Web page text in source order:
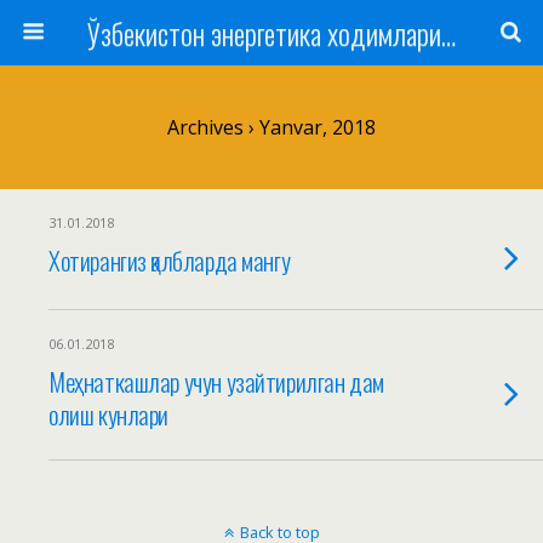
Ўзбекистон энергетика ходимлари касаба уюшмаси
Archives › Yanvar, 2018
31.01.2018
Хотирангиз қалбларда мангу
06.01.2018
Меҳнаткашлар учун узайтирилган дам
олиш кунлари
Back to top